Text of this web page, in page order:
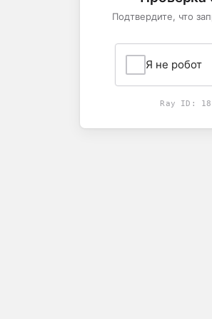
Подтвердите, что
Я не робот
Ray ID: